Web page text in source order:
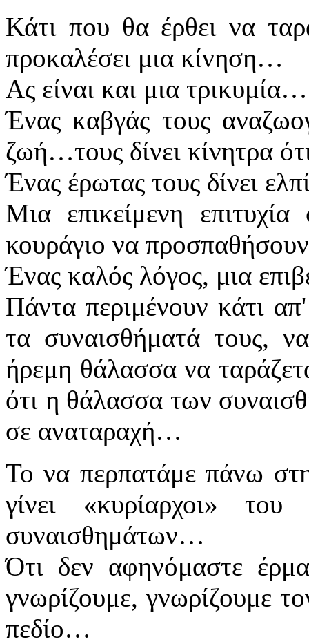
Κάτι που θα έρθει να
προκαλέσει μια κίνηση…
Ας είναι και μια τρικυμία…
Ένας καβγάς τους
ζωή…τους δίνει κίνητρα
Ένας έρωτας τους δίνει
Μια επικείμενη
κουράγιο να
Ένας καλός λόγος, μια
Πάντα περιμένουν κάτι
τα συναισθήματά τους,
ήρεμη θάλασσα να
ότι η θάλασσα των
σε αναταραχή…
Το να περπατάμε πάνω
γίνει «κυρίαρχοι»
συναισθημάτων…
Ότι δεν αφηνόμαστε
γνωρίζουμε, γνωρίζουμε
πεδίο…